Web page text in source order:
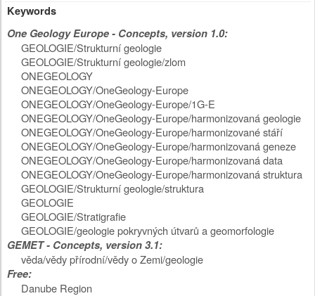
Keywords
One Geology Europe - Concepts, version 1.0:
GEOLOGIE/Strukturní geologie
GEOLOGIE/Strukturní geologie/zlom
ONEGEOLOGY
ONEGEOLOGY/OneGeology-Europe
ONEGEOLOGY/OneGeology-Europe/1G-E
ONEGEOLOGY/OneGeology-Europe/harmonizovaná geologie
ONEGEOLOGY/OneGeology-Europe/harmonizované stáří
ONEGEOLOGY/OneGeology-Europe/harmonizovaná geneze
ONEGEOLOGY/OneGeology-Europe/harmonizovaná data
ONEGEOLOGY/OneGeology-Europe/harmonizovaná struktura
GEOLOGIE/Strukturní geologie/struktura
GEOLOGIE
GEOLOGIE/Stratigrafie
GEOLOGIE/geologie pokryvných útvarů a geomorfologie
GEMET - Concepts, version 3.1:
věda/vědy přírodní/vědy o Zemi/geologie
Free:
Danube Region